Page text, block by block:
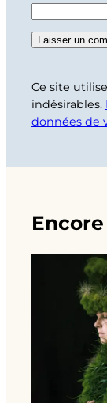
Ce site
indésirables.
données de
Encore